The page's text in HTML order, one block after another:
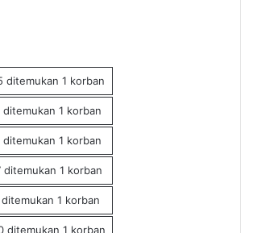
ditemukan 1 korban
ditemukan 1 korban
1 korban
ditemukan 1 korban
1 korban
ditemukan 1 korban